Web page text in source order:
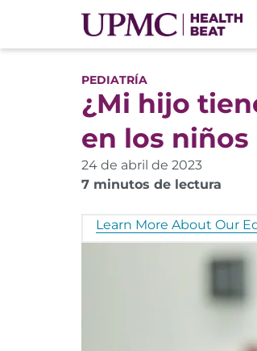
PEDIATRÍA
¿Mi hijo
en los niños
24 de abril de 2023
7 minutos de lectura
Learn More About Our